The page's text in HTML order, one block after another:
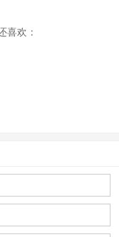
喜欢：